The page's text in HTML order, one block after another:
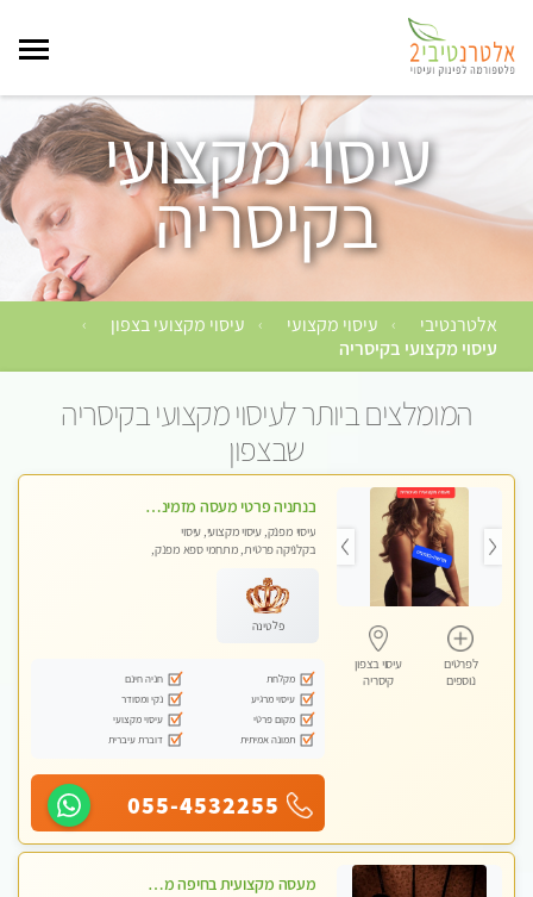
עיסוי מקצועי
בקיסריה
אלטרנטיבי › עיסוי מקצועי › עיסוי מקצועי בצפון ›
עיסוי מקצועי בקיסריה
המומלצים ביותר לעיסוי מקצועי בקיסריה
שבצפון
לפרטים
נוספים
עיסוי בצפון
קיסריה
בנתניה פרטי מעסה מזמינה אותך למפגש אחד על אחד בלי שותפות! פינוק מרגיע vip
עיסוי מפנק, עיסוי מקצועי, עיסוי
בקלניקה פרטית, מתחמי ספא מפנק,
פלטינה
מקלחת
חניה חינם
עיסוי מרגיע
נקי ומסודר
מקום פרטי
עיסוי מקצועי
תמונה אמיתית
דוברת עיברית
055-4532255
מעסה מקצועית בחיפה מעסה קלאסית ומפנקת להתקשר דרך - 0505750417 WhatsApp מוזמן לחוויה בלתי נשכחת!!